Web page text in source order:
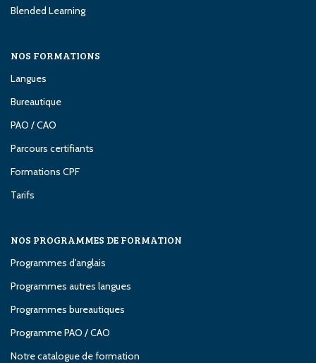
Blended Learning
NOS FORMATIONS
Langues
Bureautique
PAO / CAO
Parcours certifiants
Formations CPF
Tarifs
NOS PROGRAMMES DE FORMATION
Programmes d'anglais
Programmes autres langues
Programmes bureautiques
Programme PAO / CAO
Notre catalogue de formation